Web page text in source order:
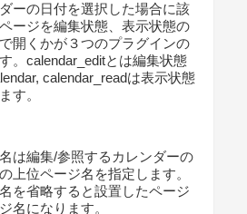
ーの日付を選択した場合に該
ージを編集状態、表示状態の
開くかが３つのプラグインの
。calendar_editとは編集状態
calendar_readは表示状態
す。
は編集/参照するカレンダーの
上位ページ名を指定します。
を省略すると設置したページ
名になります。